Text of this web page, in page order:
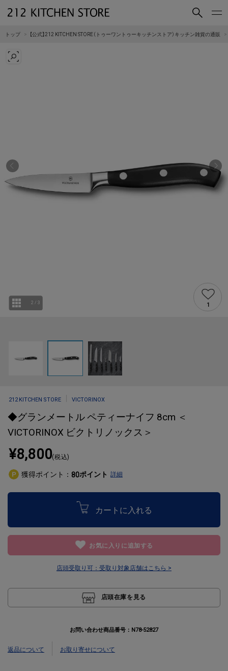
買いもの
Facebook Mail Magazine YouTube
トップ 【公式】212 KITCHEN STORE（トゥーワントゥーキッチンストア）キッチン雑貨の通販
2 / 3 1
212 KITCHEN STORE VICTORINOX
◆グランメートル ペティーナイフ 8cm ＜
VICTORINOX ビクトリノックス＞
¥8,800(税込)
獲得ポイント： 80ポイント 詳細
カートに入れる
お気に入りに追加する
店頭受取り可： 受取り対象店舗はこちら >
店頭在庫を見る
お問い合わせ商品番号： N78-52827
返品について お取り寄せについて